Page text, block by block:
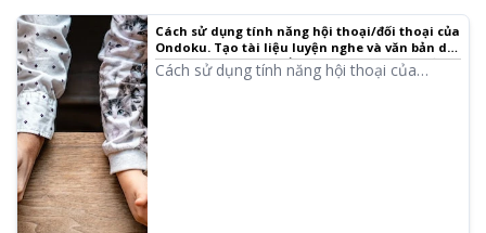
Cách sử dụng tính năng hội thoại/đối thoại của
Ondoku. Tạo tài liệu luyện nghe và văn bản dài
thuận tiện hơn với tổng hợp giọng nói! | Phần
mềm đọc văn bản Ondoku
Cách sử dụng tính năng hội thoại của